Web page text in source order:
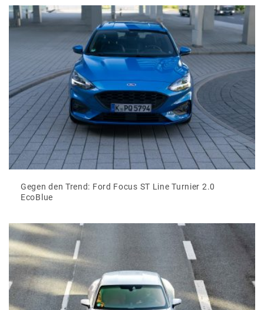
Gegen den Trend: Ford Focus ST Line Turnier 2.0
EcoBlue